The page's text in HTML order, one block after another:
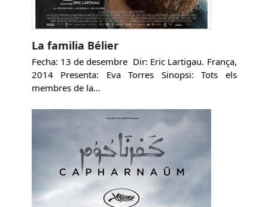
La familia Bélier
Fecha: 13 de desembre Dir: Eric Lartigau. França,
2014 Presenta: Eva Torres Sinopsi: Tots els
membres de la…